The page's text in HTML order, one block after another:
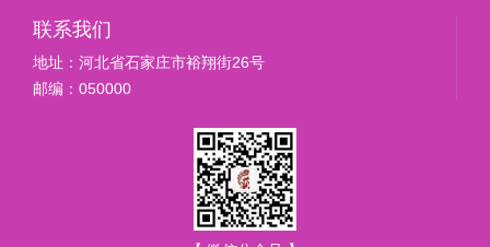
联系我们
地址：河北省石家庄市裕翔街26号
邮编：050000